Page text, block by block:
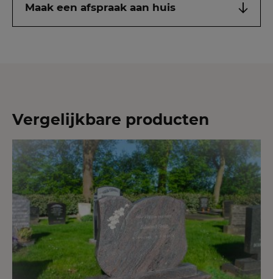
Maak een afspraak aan huis
Vergelijkbare producten